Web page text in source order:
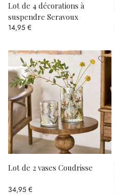
Lot de 4 décorations à
suspendre Seravoux
14,95 €
Lot de 2 vases Coudrisse
34,95 €